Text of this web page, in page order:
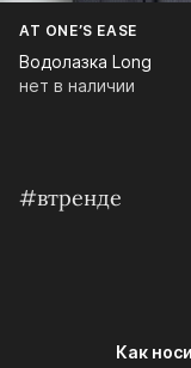
AT ONE’S EASE
Водолазка Long
нет в наличии
#втренде
Как